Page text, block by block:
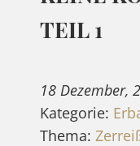
TEIL 1
18 Dezember,
Kategorie:
Thema: